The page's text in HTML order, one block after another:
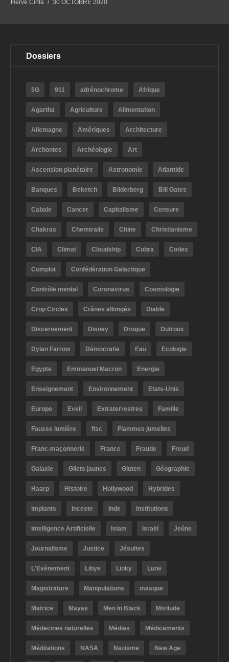
Hervé Cinta 30 OCTOBRE 2020
Dossiers
5G 911 adrénochrome Afrique
Agartha Agriculture Alimentation
Allemagne Amériques Architecture
Archontes Archéologie Art
Ascension planétaire Astronomie Atlantide
Banques Beketch Bilderberg Bill Gates
Cabale Cancer Capitalisme Censure
Chakras Chemtrails Chine Christianisme
CIA Climat Cloudship Cobra Codex
Complot Confédération Galactique
Contrôle mental Coronavirus Cosmologie
Crop Circles Crânes allongés Diable
Discernement Disney Drogue Dutroux
Dylan Farrow Démocratie Eau Ecologie
Egypte Emmanuel Macron Energie
Enseignement Environnement Etats-Unis
Europe Eveil Extraterrestres Famille
Fausse lumière fisc Flammes jumelles
Franc-maçonnerie France Fraude Freud
Galaxie Gilets jaunes Gluten Géographie
Haarp Histoire Hollywood Hybrides
implants Inceste Inde Institutions
Intelligence Artificielle Islam Israël Jeûne
Journalisme Justice Jésuites
L'Evénement Libye Linky Lune
Magistrature Manipulations masque
Matrice Mayas Men In Black Mivilude
Médecines naturelles Médias Médicaments
Méditations NASA Nazisme New Age